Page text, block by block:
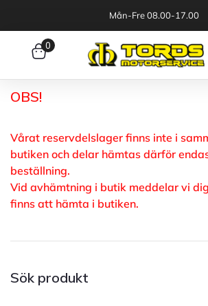
Mån-Fre 08.00-17.00
0
OBS!
Vårat reservdelslager finns inte i
butiken och delar hämtas därför
beställning.
Vid avhämtning i butik meddelar vi
finns att hämta i butiken.
Sök produkt